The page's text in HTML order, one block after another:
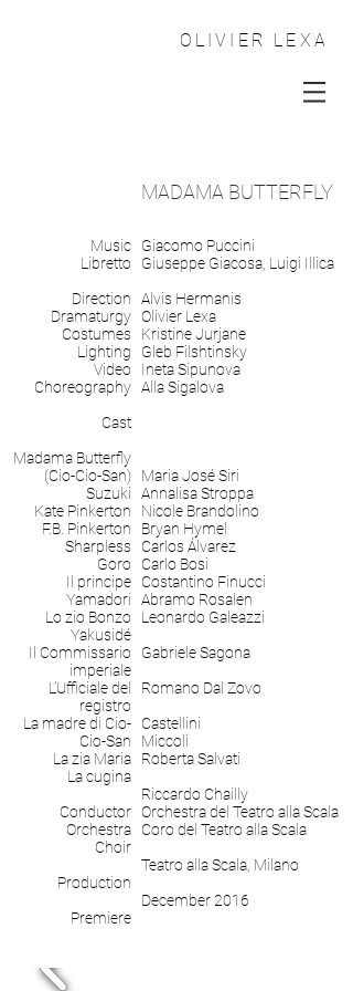
OLIVIER LEXA
MADAMA BUTTERFLY
Music
Libretto
Direction
Dramaturgy
Costumes
Lighting
Video
Choreography
Cast
Madama Butterfly
(Cio-Cio-San)
Suzuki
Kate Pinkerton
F.B. Pinkerton
Sharpless
Goro
Il principe
Yamadori
Lo zio Bonzo
Yakusidé
Il Commissario
imperiale
L’Ufficiale del
registro
La madre di Cio-
Cio-San
La zia Maria
La cugina
Conductor
Orchestra
Choir
Production
Premiere
Giacomo Puccini
Giuseppe Giacosa, Luigi Illica
Alvis Hermanis
Olivier Lexa
Kristine Jurjane
Gleb Filshtinsky
Ineta Sipunova
Alla Sigalova
Maria José Siri
Annalisa Stroppa
Nicole Brandolino
Bryan Hymel
Carlos Álvarez
Carlo Bosi
Costantino Finucci
Abramo Rosalen
Leonardo Galeazzi
Gabriele Sagona
Romano Dal Zovo
Castellini
Miccoli
Roberta Salvati
Riccardo Chailly
Orchestra del Teatro alla Scala
Coro del Teatro alla Scala
Teatro alla Scala, Milano
December 2016